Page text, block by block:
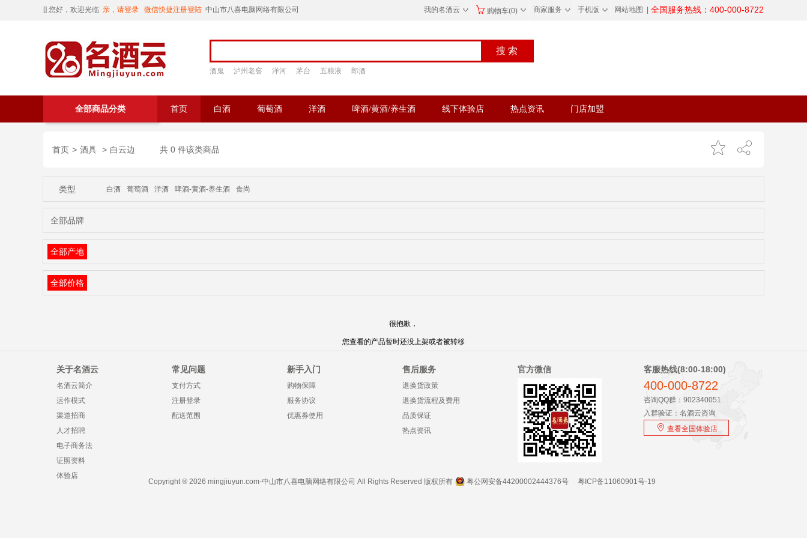
[] 您好，欢迎光临 亲，请登录 微信快捷注册登陆 中山市八喜电脑网络有限公司 ◇
我的名酒云 ◇
购物车(0) ◇
商家服务 ◇
手机版 网站地图 全国服务热线：400-000-8722
酒鬼 泸州老窖 洋河 茅台 五粮液 郎酒
全部商品分类 首页 白酒 葡萄酒 洋酒 啤酒/黄酒/养生酒 线下体验店 热点资讯 门店加盟
首页 > 酒具 > 白云边 共 0 件该类商品
类型 白酒 葡萄酒 洋酒 啤酒-黄酒-养生酒 食尚
全部品牌
全部产地
全部价格
很抱歉，
您查看的产品暂时还没上架或者被转移
关于名酒云
名酒云简介
运作模式
渠道招商
人才招聘
电子商务法
证照资料
体验店
常见问题
支付方式
注册登录
配送范围
新手入门
购物保障
服务协议
优惠券使用
售后服务
退换货政策
退换货流程及费用
品质保证
热点资讯
官方微信 客服热线(8:00-18:00)
400-000-8722
咨询QQ群：902340051
入群验证：名酒云咨询
查看全国体验店
Copyright ® 2026 mingjiuyun.com-中山市八喜电脑网络有限公司 All Rights Reserved 版权所有 粤公网安备44200002444376号 粤ICP备11060901号-19